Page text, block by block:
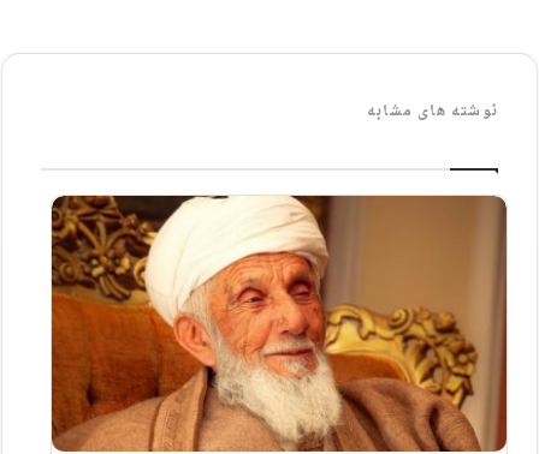
نوشته های مشابه